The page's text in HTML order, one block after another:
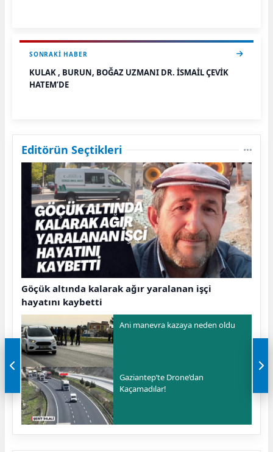
SONRAKI HABER
KULAK , BURUN, BOĞAZ UZMANI DR. İSMAİL ÇEVİK
HATEM’DE
Editörün Seçtikleri
Göçük altında kalarak ağır yaralanan işçi
hayatını kaybetti
Ani manevra kazaya neden oldu
Gaziantep’te Drone’dan
Kaçamadılar!